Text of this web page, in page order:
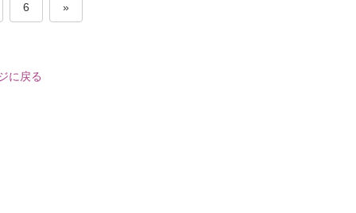
6 »
に戻る